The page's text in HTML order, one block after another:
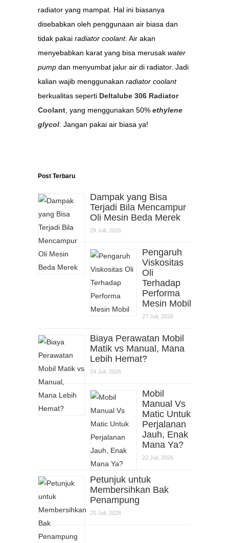
radiator yang mampat. Hal ini biasanya
disebabkan oleh penggunaan air biasa dan
tidak pakai radiator coolant. Air akan
menyebabkan karat yang bisa merusak water
pump dan menyumbat jalur air di radiator. Jadi
kalian wajib menggunakan radiator coolant
berkualitas seperti Deltalube 306 Radiator
Coolant , yang menggunakan 50% ethylene
glycol . Jangan pakai air biasa ya!
Post Terbaru
Dampak yang Bisa
Terjadi Bila Mencampur
Oli Mesin Beda Merek
29 Juli, 2026
Pengaruh
Viskositas
Oli
Terhadap
Performa
Mesin Mobil
27 Juli, 2026
Biaya Perawatan Mobil
Matik vs Manual, Mana
Lebih Hemat?
24 Juli, 2026
Mobil
Manual Vs
Matic Untuk
Perjalanan
Jauh, Enak
Mana Ya?
22 Juli, 2026
Petunjuk untuk
Membersihkan Bak
Penampung
20 Juli, 2026